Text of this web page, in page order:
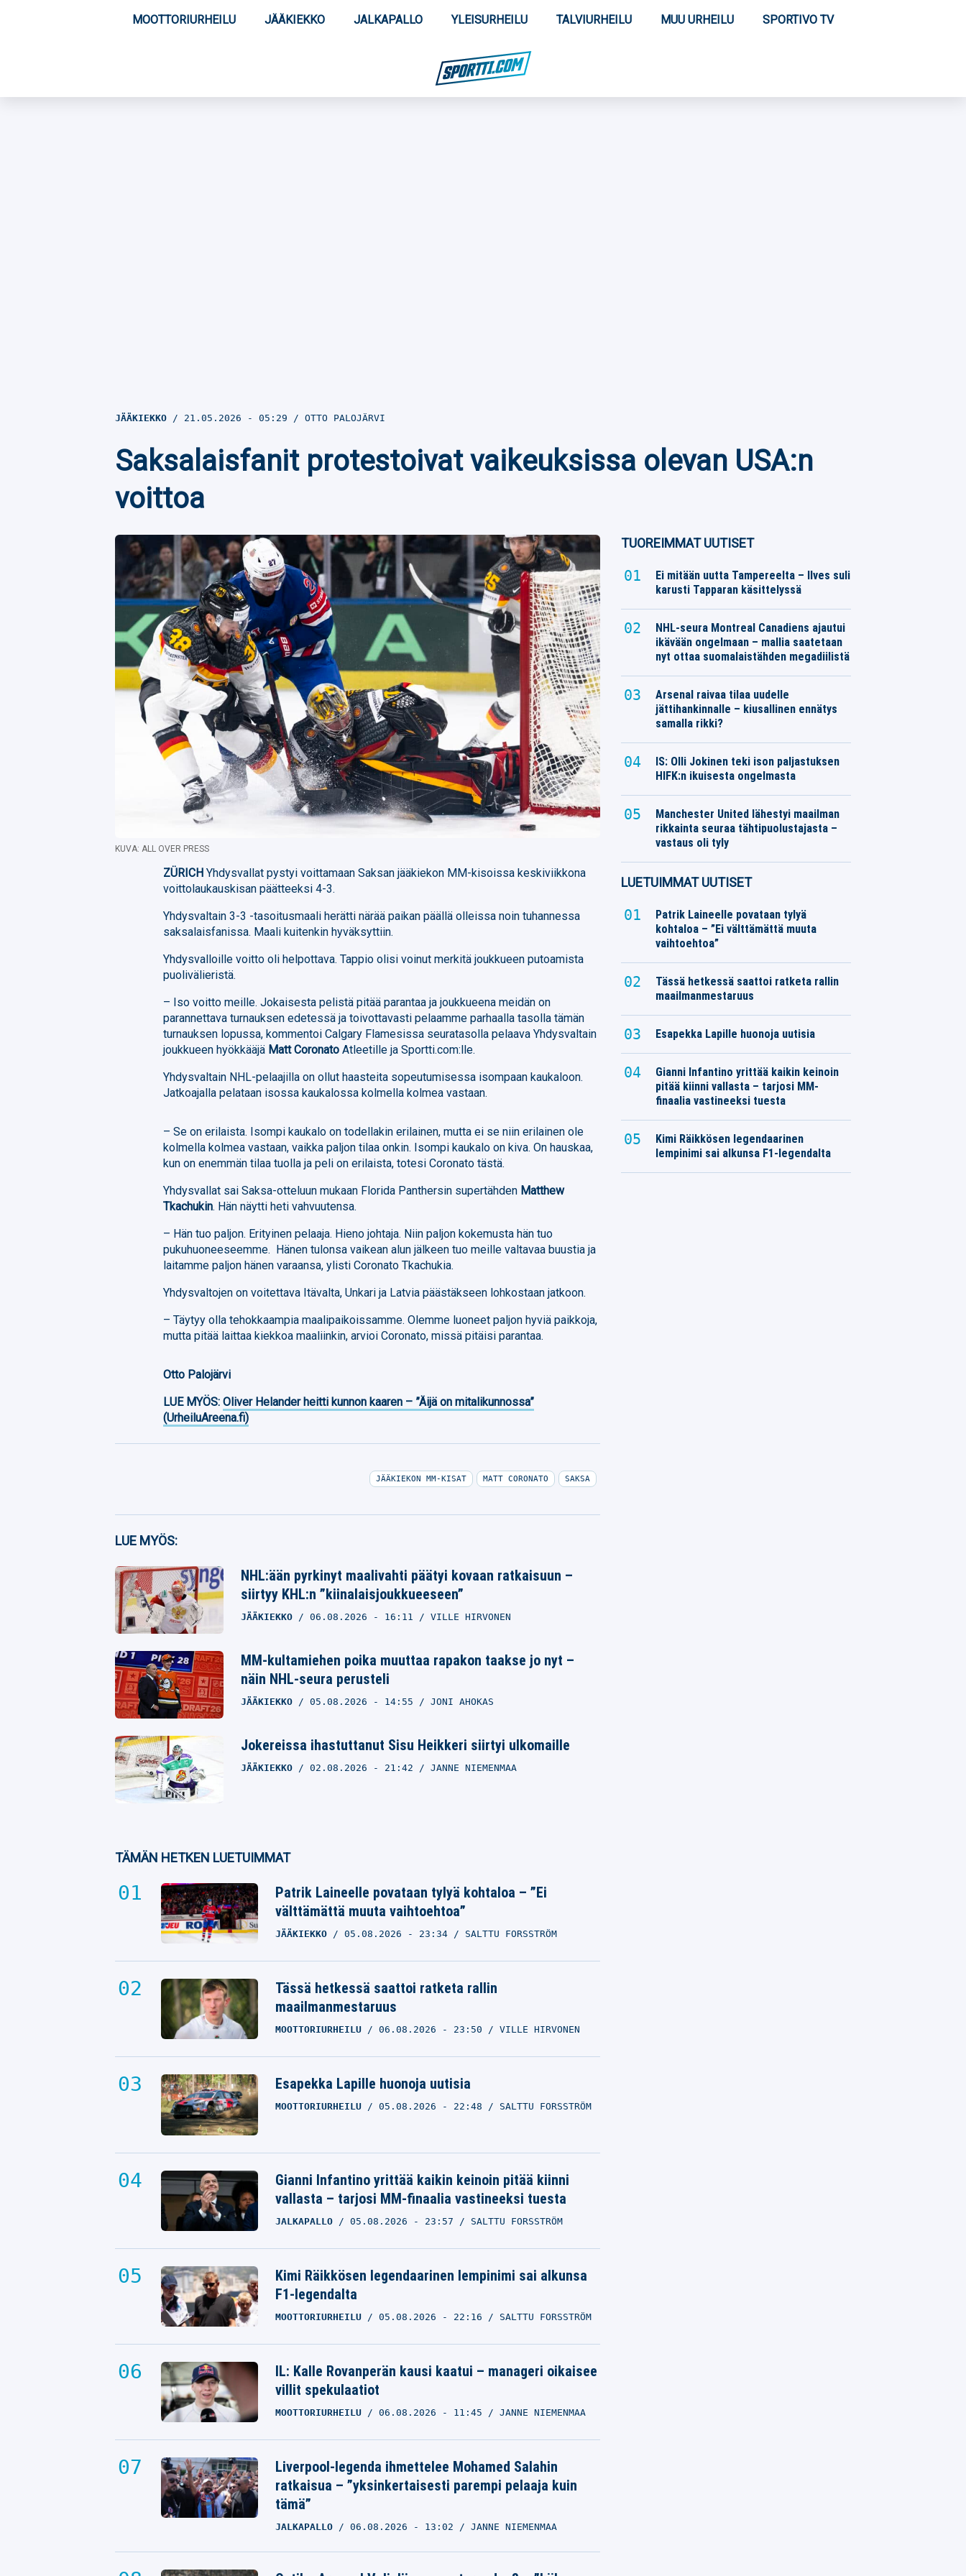
MOOTTORIURHEILU JÄÄKIEKKO JALKAPALLO YLEISURHEILU TALVIURHEILU MUU URHEILU SPORTIVO TV
JÄÄKIEKKO 21.05.2026 - 05:29 OTTO PALOJÄRVI
Saksalaisfanit protestoivat vaikeuksissa olevan USA:n
voittoa
KUVA: ALL OVER PRESS
ZÜRICH Yhdysvallat pystyi voittamaan Saksan jääkiekon MM-kisoissa keskiviikkona
voittolaukauskisan päätteeksi 4-3.
Yhdysvaltain 3-3 -tasoitusmaali herätti närää paikan päällä olleissa noin tuhannessa
saksalaisfanissa. Maali kuitenkin hyväksyttiin.
Yhdysvalloille voitto oli helpottava. Tappio olisi voinut merkitä joukkueen putoamista
puolivälieristä.
– Iso voitto meille. Jokaisesta pelistä pitää parantaa ja joukkueena meidän on
parannettava turnauksen edetessä ja toivottavasti pelaamme parhaalla tasolla tämän
turnauksen lopussa, kommentoi Calgary Flamesissa seuratasolla pelaava Yhdysvaltain
joukkueen hyökkääjä Matt Coronato Atleetille ja Sportti.com:lle.
Yhdysvaltain NHL-pelaajilla on ollut haasteita sopeutumisessa isompaan kaukaloon.
Jatkoajalla pelataan isossa kaukalossa kolmella kolmea vastaan.
– Se on erilaista. Isompi kaukalo on todellakin erilainen, mutta ei se niin erilainen ole
kolmella kolmea vastaan, vaikka paljon tilaa onkin. Isompi kaukalo on kiva. On hauskaa,
kun on enemmän tilaa tuolla ja peli on erilaista, totesi Coronato tästä.
Yhdysvallat sai Saksa-otteluun mukaan Florida Panthersin supertähden Matthew
Tkachukin. Hän näytti heti vahvuutensa.
– Hän tuo paljon. Erityinen pelaaja. Hieno johtaja. Niin paljon kokemusta hän tuo
pukuhuoneeseemme. Hänen tulonsa vaikean alun jälkeen tuo meille valtavaa buustia ja
laitamme paljon hänen varaansa, ylisti Coronato Tkachukia.
Yhdysvaltojen on voitettava Itävalta, Unkari ja Latvia päästäkseen lohkostaan jatkoon.
– Täytyy olla tehokkaampia maalipaikoissamme. Olemme luoneet paljon hyviä paikkoja,
mutta pitää laittaa kiekkoa maaliinkin, arvioi Coronato, missä pitäisi parantaa.
Otto Palojärvi
LUE MYÖS:Oliver Helander heitti kunnon kaaren – ”Äijä on mitalikunnossa”
(UrheiluAreena.fi)
Facebook
Twitter
Whatsapp
JÄÄKIEKON MM-KISAT MATT CORONATO SAKSA
LUE MYÖS:
NHL:ään pyrkinyt maalivahti päätyi kovaan ratkaisuun –
siirtyy KHL:n ”kiinalaisjoukkueeseen”
JÄÄKIEKKO 06.08.2026 - 16:11 VILLE HIRVONEN
MM-kultamiehen poika muuttaa rapakon taakse jo nyt –
näin NHL-seura perusteli
JÄÄKIEKKO 05.08.2026 - 14:55 JONI AHOKAS
Jokereissa ihastuttanut Sisu Heikkeri siirtyi ulkomaille
JÄÄKIEKKO 02.08.2026 - 21:42 JANNE NIEMENMAA
TÄMÄN HETKEN LUETUIMMAT
Patrik Laineelle povataan tylyä kohtaloa – ”Ei
välttämättä muuta vaihtoehtoa”
JÄÄKIEKKO 05.08.2026 - 23:34 SALTTU FORSSTRÖM
Tässä hetkessä saattoi ratketa rallin
maailmanmestaruus
MOOTTORIURHEILU 06.08.2026 - 23:50 VILLE HIRVONEN
Esapekka Lapille huonoja uutisia
MOOTTORIURHEILU 05.08.2026 - 22:48 SALTTU FORSSTRÖM
Gianni Infantino yrittää kaikin keinoin pitää kiinni
vallasta – tarjosi MM-finaalia vastineeksi tuesta
JALKAPALLO 05.08.2026 - 23:57 SALTTU FORSSTRÖM
Kimi Räikkösen legendaarinen lempinimi sai alkunsa
F1-legendalta
MOOTTORIURHEILU 05.08.2026 - 22:16 SALTTU FORSSTRÖM
IL: Kalle Rovanperän kausi kaatui – manageri oikaisee
villit spekulaatiot
MOOTTORIURHEILU 06.08.2026 - 11:45 JANNE NIEMENMAA
Liverpool-legenda ihmettelee Mohamed Salahin
ratkaisua – ”yksinkertaisesti parempi pelaaja kuin
tämä”
JALKAPALLO 06.08.2026 - 13:02 JANNE NIEMENMAA
TUOREIMMAT UUTISET
Ei mitään uutta Tampereelta – Ilves suli
karusti Tapparan käsittelyssä
NHL-seura Montreal Canadiens ajautui
ikävään ongelmaan – mallia saatetaan
nyt ottaa suomalaistähden megadiilistä
Arsenal raivaa tilaa uudelle
jättihankinnalle – kiusallinen ennätys
samalla rikki?
IS: Olli Jokinen teki ison paljastuksen
HIFK:n ikuisesta ongelmasta
Manchester United lähestyi maailman
rikkainta seuraa tähtipuolustajasta –
vastaus oli tyly
LUETUIMMAT UUTISET
Patrik Laineelle povataan tylyä
kohtaloa – ”Ei välttämättä muuta
vaihtoehtoa”
Tässä hetkessä saattoi ratketa rallin
maailmanmestaruus
Esapekka Lapille huonoja uutisia
Gianni Infantino yrittää kaikin keinoin
pitää kiinni vallasta – tarjosi MM-
finaalia vastineeksi tuesta
Kimi Räikkösen legendaarinen
lempinimi sai alkunsa F1-legendalta